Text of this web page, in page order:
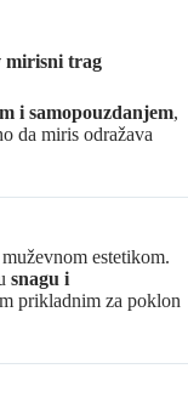
mirisni trag
i samopouzdanjem,
da miris odražava
estetikom.
snagu i
prikladnim za poklon